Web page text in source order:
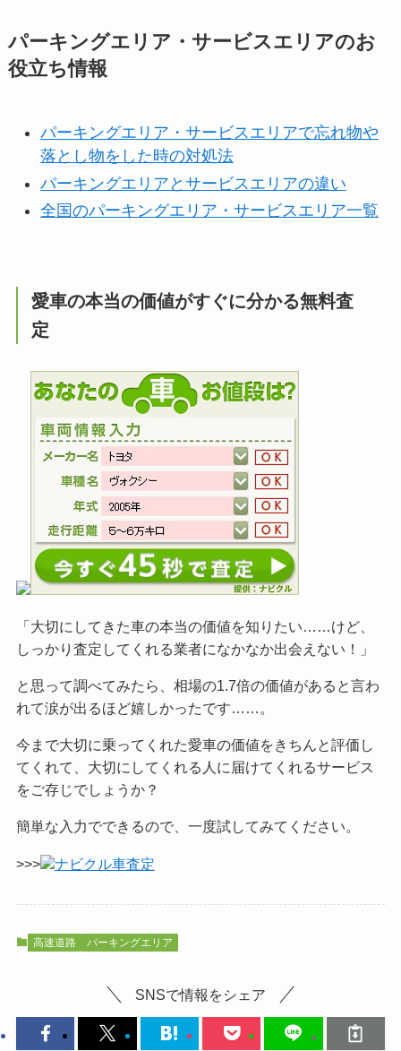
パーキングエリア・サービスエリアのお
役立ち情報
パーキングエリア・サービスエリアで忘れ物や
落とし物をした時の対処法
パーキングエリアとサービスエリアの違い
全国のパーキングエリア・サービスエリア一覧
愛車の本当の価値がすぐに分かる無料査
定
「大切にしてきた車の本当の価値を知りたい……けど、
しっかり査定してくれる業者になかなか出会えない！」
と思って調べてみたら、相場の1.7倍の価値があると言わ
れて涙が出るほど嬉しかったです……。
今まで大切に乗ってくれた愛車の価値をきちんと評価し
てくれて、大切にしてくれる人に届けてくれるサービス
をご存じでしょうか？
簡単な入力でできるので、一度試してみてください。
>>> ナビクル車査定
高速道路 パーキングエリア
SNSで情報をシェア